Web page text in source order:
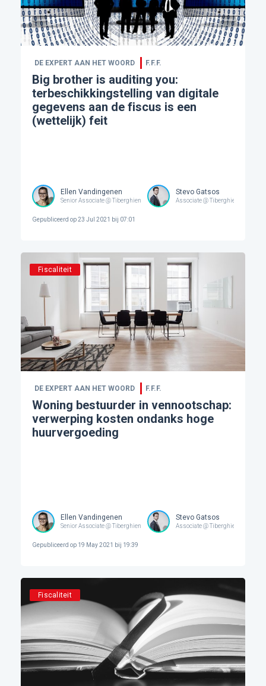
DE EXPERT AAN HET WOORD F.F.F.
Big brother is auditing you:
terbeschikkingstelling van digitale
gegevens aan de fiscus is een
(wettelijk) feit
Ellen Vandingenen
Senior Associate @ Tiberghien
Stevo Gatsos
Associate @ Tiberghien
Gepubliceerd op23 Jul 2021 bij 07:01
Fiscaliteit
DE EXPERT AAN HET WOORD F.F.F.
Woning bestuurder in vennootschap:
verwerping kosten ondanks hoge
huurvergoeding
Ellen Vandingenen
Senior Associate @ Tiberghien
Stevo Gatsos
Associate @ Tiberghien
Gepubliceerd op19 May 2021 bij 19:39
Fiscaliteit